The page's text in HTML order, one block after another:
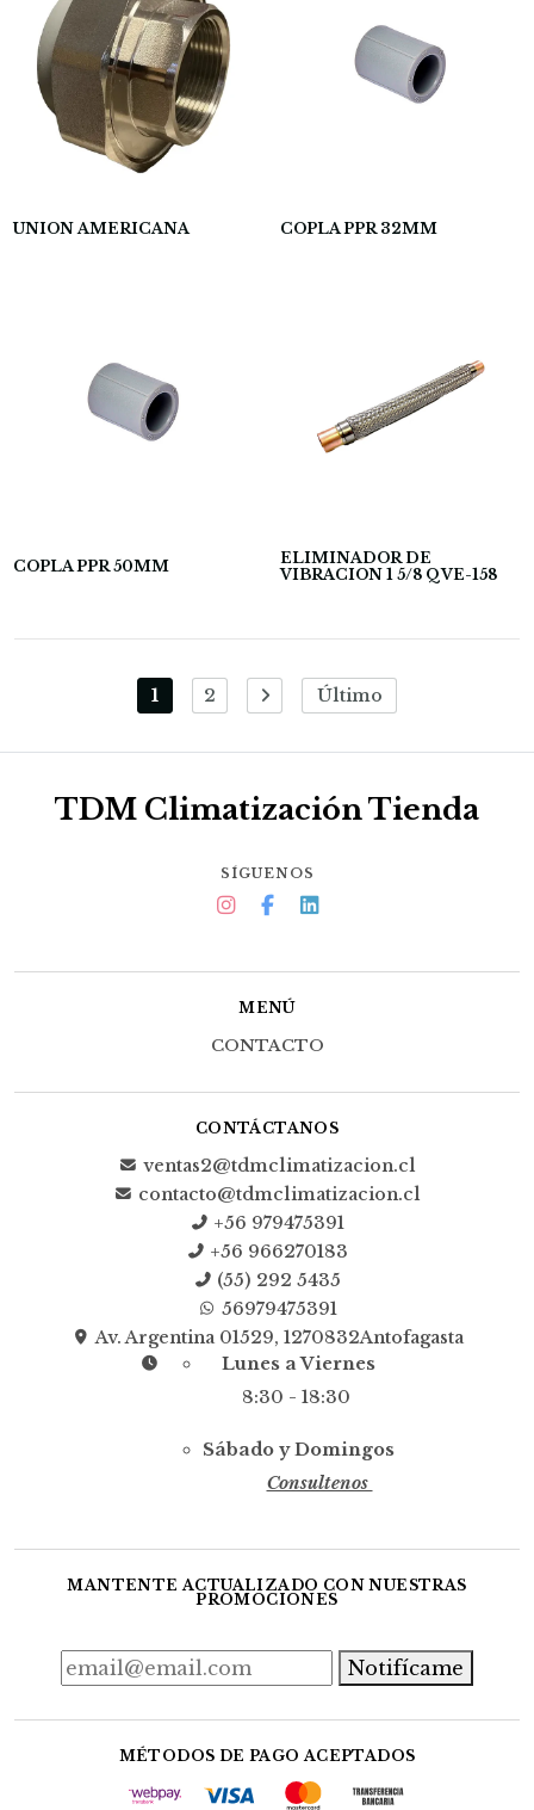
UNION AMERICANA COPLA PPR 32MM
COPLA PPR 50MM
ELIMINADOR DE
VIBRACION 1 5/8 QVE-158
1 2 Último
TDM Climatización Tienda
SÍGUENOS
MENÚ
CONTACTO
CONTÁCTANOS
ventas2@tdmclimatizacion.cl
contacto@tdmclimatizacion.cl
+56 979475391
+56 966270183
(55) 292 5435
56979475391
Av. Argentina 01529, 1270832Antofagasta
Lunes a Viernes
8:30 - 18:30
Sábado y Domingos
Consultenos
MANTENTE ACTUALIZADO CON NUESTRAS
PROMOCIONES
Notifícame
MÉTODOS DE PAGO ACEPTADOS